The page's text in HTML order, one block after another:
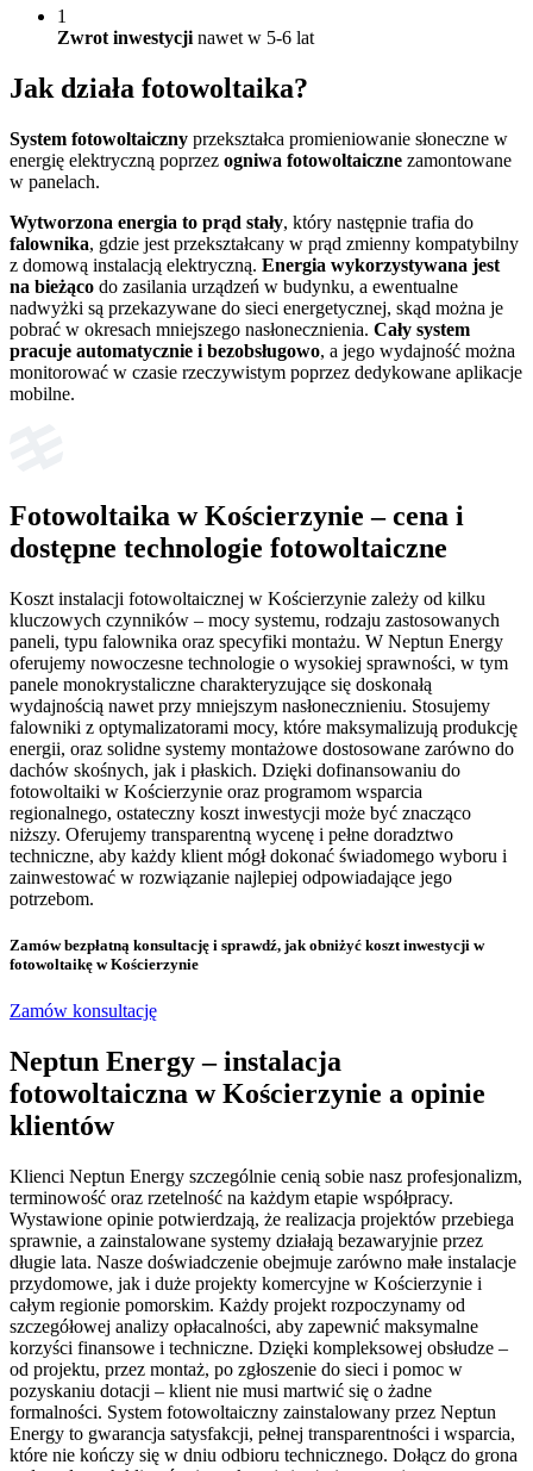
1
Zwrot inwestycji nawet w 5-6 lat
Jak działa fotowoltaika?
System fotowoltaiczny przekształca promieniowanie słoneczne w
energię elektryczną poprzez ogniwa fotowoltaiczne zamontowane
w panelach.
Wytworzona energia to prąd stały, który następnie trafia do
falownika, gdzie jest przekształcany w prąd zmienny kompatybilny
z domową instalacją elektryczną. Energia wykorzystywana jest
na bieżąco do zasilania urządzeń w budynku, a ewentualne
nadwyżki są przekazywane do sieci energetycznej, skąd można je
pobrać w okresach mniejszego nasłonecznienia. Cały system
pracuje automatycznie i bezobsługowo, a jego wydajność można
monitorować w czasie rzeczywistym poprzez dedykowane aplikacje
mobilne.
Fotowoltaika w Kościerzynie – cena i
dostępne technologie fotowoltaiczne
Koszt instalacji fotowoltaicznej w Kościerzynie zależy od kilku
kluczowych czynników – mocy systemu, rodzaju zastosowanych
paneli, typu falownika oraz specyfiki montażu. W Neptun Energy
oferujemy nowoczesne technologie o wysokiej sprawności, w tym
panele monokrystaliczne charakteryzujące się doskonałą
wydajnością nawet przy mniejszym nasłonecznieniu. Stosujemy
falowniki z optymalizatorami mocy, które maksymalizują produkcję
energii, oraz solidne systemy montażowe dostosowane zarówno do
dachów skośnych, jak i płaskich. Dzięki dofinansowaniu do
fotowoltaiki w Kościerzynie oraz programom wsparcia
regionalnego, ostateczny koszt inwestycji może być znacząco
niższy. Oferujemy transparentną wycenę i pełne doradztwo
techniczne, aby każdy klient mógł dokonać świadomego wyboru i
zainwestować w rozwiązanie najlepiej odpowiadające jego
potrzebom.
Zamów bezpłatną konsultację i sprawdź, jak obniżyć koszt inwestycji w
fotowoltaikę w Kościerzynie
Zamów konsultację
Neptun Energy – instalacja
fotowoltaiczna w Kościerzynie a opinie
klientów
Klienci Neptun Energy szczególnie cenią sobie nasz profesjonalizm,
terminowość oraz rzetelność na każdym etapie współpracy.
Wystawione opinie potwierdzają, że realizacja projektów przebiega
sprawnie, a zainstalowane systemy działają bezawaryjnie przez
długie lata. Nasze doświadczenie obejmuje zarówno małe instalacje
przydomowe, jak i duże projekty komercyjne w Kościerzynie i
całym regionie pomorskim. Każdy projekt rozpoczynamy od
szczegółowej analizy opłacalności, aby zapewnić maksymalne
korzyści finansowe i techniczne. Dzięki kompleksowej obsłudze –
od projektu, przez montaż, po zgłoszenie do sieci i pomoc w
pozyskaniu dotacji – klient nie musi martwić się o żadne
formalności. System fotowoltaiczny zainstalowany przez Neptun
Energy to gwarancja satysfakcji, pełnej transparentności i wsparcia,
które nie kończy się w dniu odbioru technicznego. Dołącz do grona